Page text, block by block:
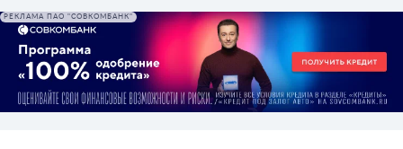
РЕКЛАМА ПАО "СОВКОМБАНК"